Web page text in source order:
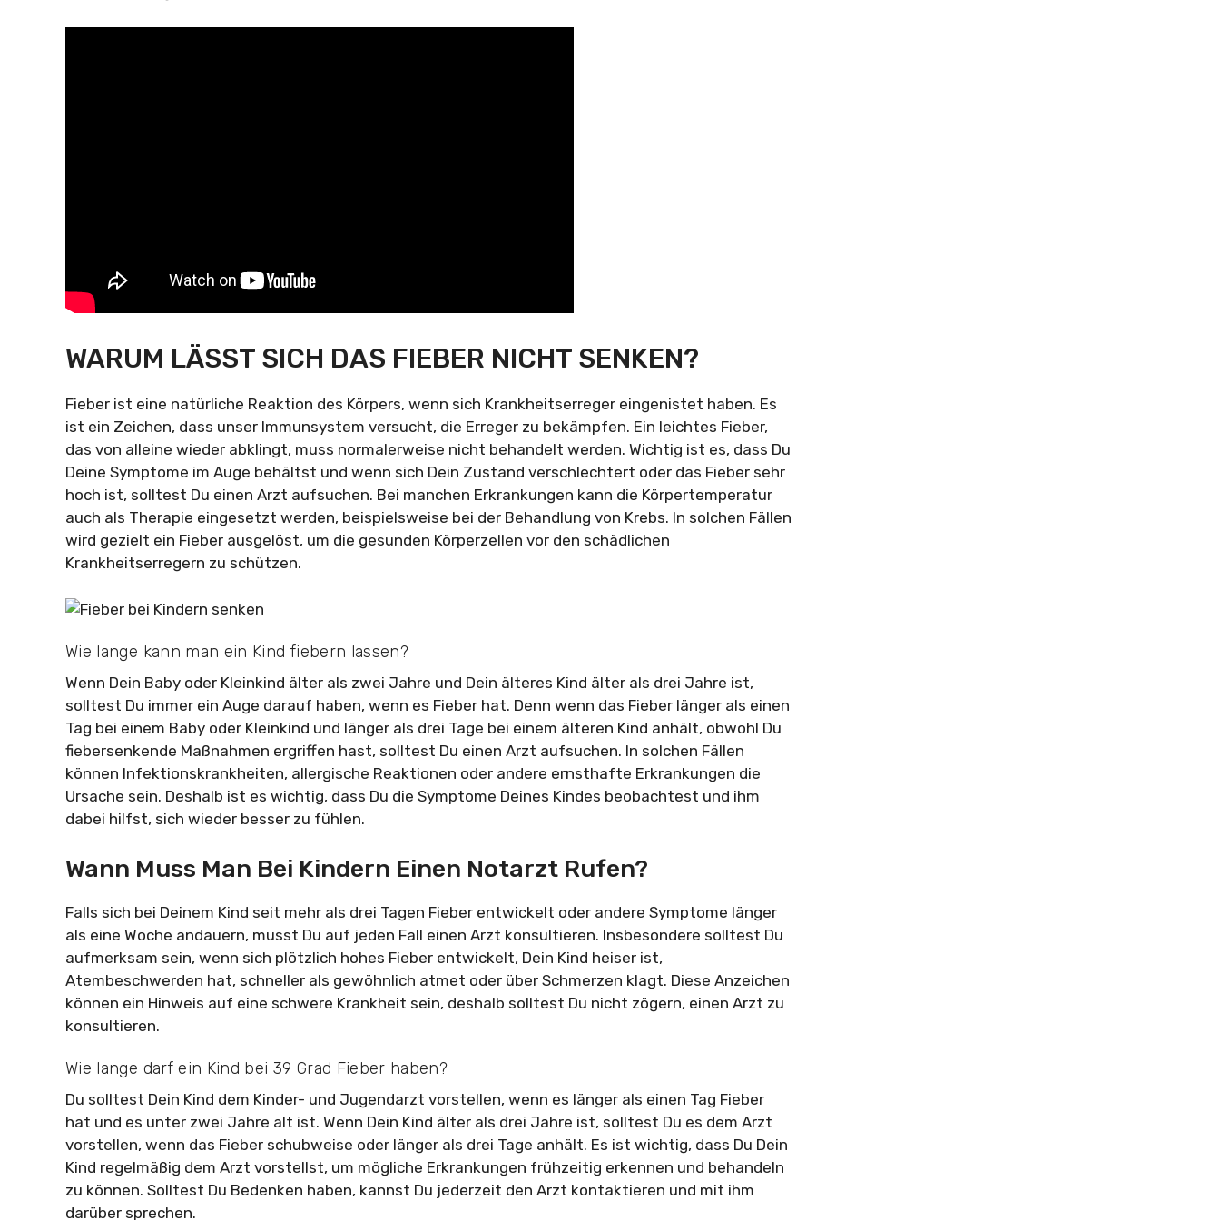
WARUM LÄSST SICH DAS FIEBER NICHT SENKEN?
Fieber ist eine natürliche Reaktion des Körpers, wenn sich Krankheitserreger eingenistet haben. Es
ist ein Zeichen, dass unser Immunsystem versucht, die Erreger zu bekämpfen. Ein leichtes Fieber,
das von alleine wieder abklingt, muss normalerweise nicht behandelt werden. Wichtig ist es, dass Du
Deine Symptome im Auge behältst und wenn sich Dein Zustand verschlechtert oder das Fieber sehr
hoch ist, solltest Du einen Arzt aufsuchen. Bei manchen Erkrankungen kann die Körpertemperatur
auch als Therapie eingesetzt werden, beispielsweise bei der Behandlung von Krebs. In solchen Fällen
wird gezielt ein Fieber ausgelöst, um die gesunden Körperzellen vor den schädlichen
Krankheitserregern zu schützen.
Wie lange kann man ein Kind fiebern lassen?
Wenn Dein Baby oder Kleinkind älter als zwei Jahre und Dein älteres Kind älter als drei Jahre ist,
solltest Du immer ein Auge darauf haben, wenn es Fieber hat. Denn wenn das Fieber länger als einen
Tag bei einem Baby oder Kleinkind und länger als drei Tage bei einem älteren Kind anhält, obwohl Du
fiebersenkende Maßnahmen ergriffen hast, solltest Du einen Arzt aufsuchen. In solchen Fällen
können Infektionskrankheiten, allergische Reaktionen oder andere ernsthafte Erkrankungen die
Ursache sein. Deshalb ist es wichtig, dass Du die Symptome Deines Kindes beobachtest und ihm
dabei hilfst, sich wieder besser zu fühlen.
Wann Muss Man Bei Kindern Einen Notarzt Rufen?
Falls sich bei Deinem Kind seit mehr als drei Tagen Fieber entwickelt oder andere Symptome länger
als eine Woche andauern, musst Du auf jeden Fall einen Arzt konsultieren. Insbesondere solltest Du
aufmerksam sein, wenn sich plötzlich hohes Fieber entwickelt, Dein Kind heiser ist,
Atembeschwerden hat, schneller als gewöhnlich atmet oder über Schmerzen klagt. Diese Anzeichen
können ein Hinweis auf eine schwere Krankheit sein, deshalb solltest Du nicht zögern, einen Arzt zu
konsultieren.
Wie lange darf ein Kind bei 39 Grad Fieber haben?
Du solltest Dein Kind dem Kinder- und Jugendarzt vorstellen, wenn es länger als einen Tag Fieber
hat und es unter zwei Jahre alt ist. Wenn Dein Kind älter als drei Jahre ist, solltest Du es dem Arzt
vorstellen, wenn das Fieber schubweise oder länger als drei Tage anhält. Es ist wichtig, dass Du Dein
Kind regelmäßig dem Arzt vorstellst, um mögliche Erkrankungen frühzeitig erkennen und behandeln
zu können. Solltest Du Bedenken haben, kannst Du jederzeit den Arzt kontaktieren und mit ihm
darüber sprechen.